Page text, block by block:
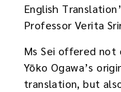
English
Professor Verita
Ms Sei offered not
Yōko Ogawa’s
translation, but